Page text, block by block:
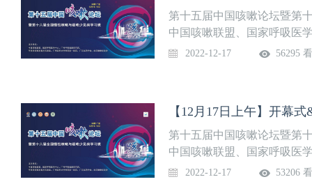
第十五届中国咳嗽论坛暨第
中国咳嗽联盟、国家呼吸医
室、广州医科大学附属第一
2022-12-17 56295
【12月17日上午】开幕
第十五届中国咳嗽论坛暨第
中国咳嗽联盟、国家呼吸医
室、广州医科大学附属第一
2022-12-17 53206